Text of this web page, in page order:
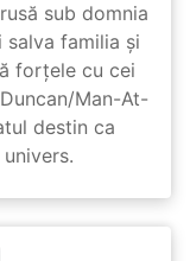
sub domnia
salva familia și
forțele cu cei
Man-At-
destin ca